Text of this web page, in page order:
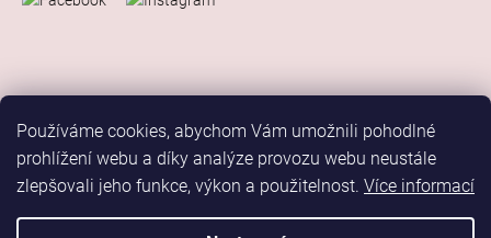
Používáme cookies, abychom Vám umožnili pohodlné
prohlížení webu a díky analýze provozu webu neustále
zlepšovali jeho funkce, výkon a použitelnost. Více informací
Vytvořil Shoptet